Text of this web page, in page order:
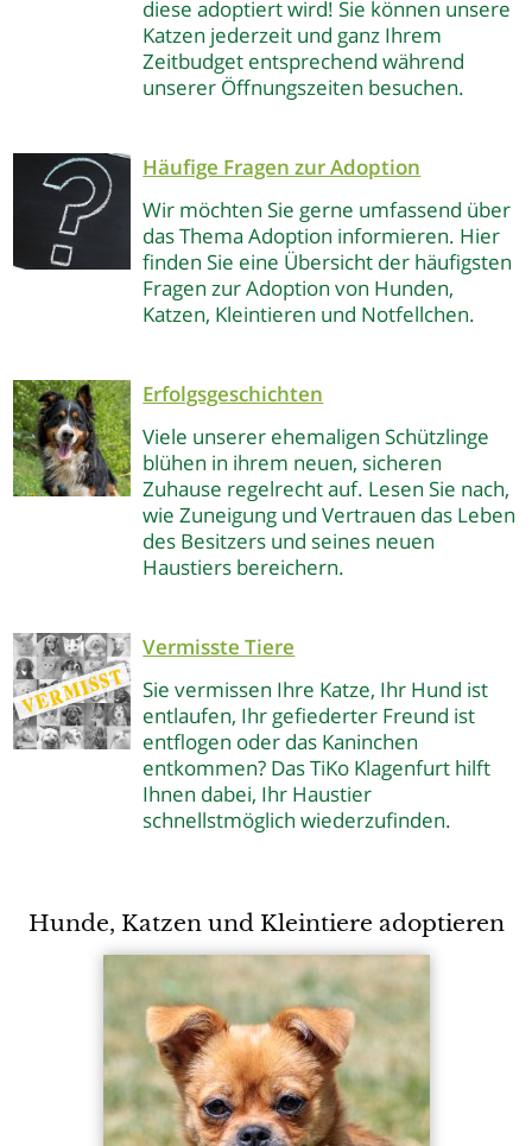
diese adoptiert wird! Sie können unsere
Katzen jederzeit und ganz Ihrem
Zeitbudget entsprechend während
unserer Öffnungszeiten besuchen.
Häufige Fragen zur Adoption
Wir möchten Sie gerne umfassend über
das Thema Adoption informieren. Hier
finden Sie eine Übersicht der häufigsten
Fragen zur Adoption von Hunden,
Katzen, Kleintieren und Notfellchen.
Erfolgsgeschichten
Viele unserer ehemaligen Schützlinge
blühen in ihrem neuen, sicheren
Zuhause regelrecht auf. Lesen Sie nach,
wie Zuneigung und Vertrauen das Leben
des Besitzers und seines neuen
Haustiers bereichern.
Vermisste Tiere
Sie vermissen Ihre Katze, Ihr Hund ist
entlaufen, Ihr gefiederter Freund ist
entflogen oder das Kaninchen
entkommen? Das TiKo Klagenfurt hilft
Ihnen dabei, Ihr Haustier
schnellstmöglich wiederzufinden.
Hunde, Katzen und Kleintiere adoptieren